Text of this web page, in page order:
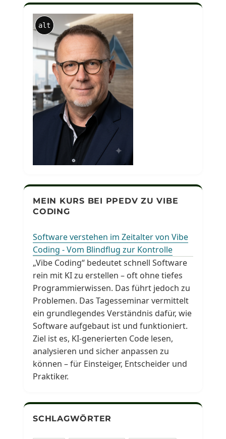
alt
MEIN KURS BEI PPEDV ZU VIBE
CODING
Software verstehen im Zeitalter von Vibe
Coding - Vom Blindflug zur Kontrolle
„Vibe Coding“ bedeutet schnell Software
rein mit KI zu erstellen – oft ohne tiefes
Programmierwissen. Das führt jedoch zu
Problemen. Das Tagesseminar vermittelt
ein grundlegendes Verständnis dafür, wie
Software aufgebaut ist und funktioniert.
Ziel ist es, KI-generierten Code lesen,
analysieren und sicher anpassen zu
können – für Einsteiger, Entscheider und
Praktiker.
SCHLAGWÖRTER